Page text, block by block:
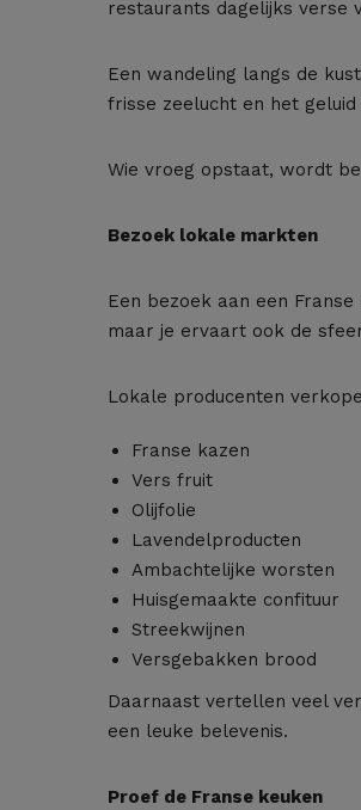
restaurants dagelijks verse
Een wandeling langs de
frisse zeelucht en het
Wie vroeg opstaat, wordt
Bezoek lokale markten
Een bezoek aan een
maar je ervaart ook de
Lokale producenten
Franse kazen
Vers fruit
Olijfolie
Lavendelproducten
Ambachtelijke worsten
Huisgemaakte confituur
Streekwijnen
Versgebakken brood
Daarnaast vertellen veel
een leuke belevenis.
Proef de Franse keuken